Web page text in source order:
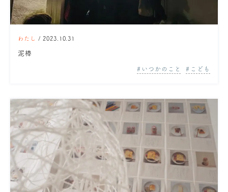
わたし / 2023.10.31
泥棒
いつかのこと こども